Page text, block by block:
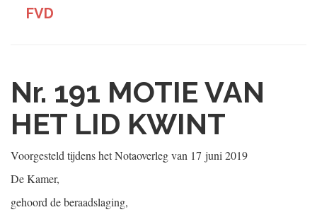
FVD
Nr. 191 MOTIE VAN
HET LID KWINT
Voorgesteld tijdens het Notaoverleg van 17 juni 2019
De Kamer,
gehoord de beraadslaging,